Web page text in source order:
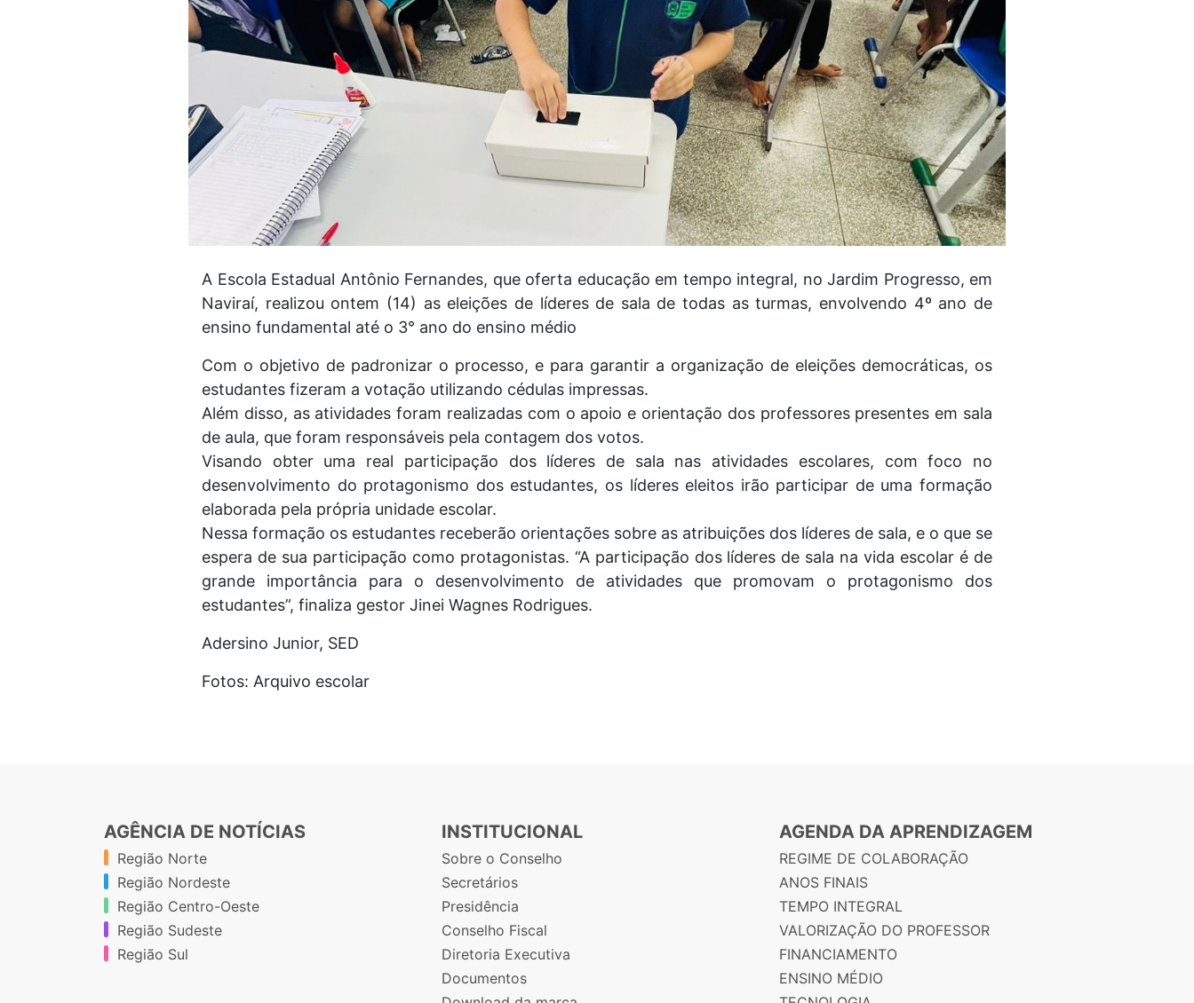
A Escola Estadual Antônio Fernandes, que oferta educação em tempo integral, no Jardim Progresso, em
Naviraí, realizou ontem (14) as eleições de líderes de sala de todas as turmas, envolvendo 4º ano de
ensino fundamental até o 3° ano do ensino médio
Com o objetivo de padronizar o processo, e para garantir a organização de eleições democráticas, os
estudantes fizeram a votação utilizando cédulas impressas.
Além disso, as atividades foram realizadas com o apoio e orientação dos professores presentes em sala
de aula, que foram responsáveis pela contagem dos votos.
Visando obter uma real participação dos líderes de sala nas atividades escolares, com foco no
desenvolvimento do protagonismo dos estudantes, os líderes eleitos irão participar de uma formação
elaborada pela própria unidade escolar.
Nessa formação os estudantes receberão orientações sobre as atribuições dos líderes de sala, e o que se
espera de sua participação como protagonistas. “A participação dos líderes de sala na vida escolar é de
grande importância para o desenvolvimento de atividades que promovam o protagonismo dos
estudantes”, finaliza gestor Jinei Wagnes Rodrigues.
Adersino Junior, SED
Fotos: Arquivo escolar
AGÊNCIA DE NOTÍCIAS
Região Norte
Região Nordeste
Região Centro-Oeste
Região Sudeste
Região Sul
INSTITUCIONAL
Sobre o Conselho
Secretários
Presidência
Conselho Fiscal
Diretoria Executiva
Documentos
AGENDA DA APRENDIZAGEM
REGIME DE COLABORAÇÃO
ANOS FINAIS
TEMPO INTEGRAL
VALORIZAÇÃO DO PROFESSOR
FINANCIAMENTO
ENSINO MÉDIO